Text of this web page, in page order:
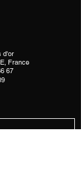
d'or
France
67